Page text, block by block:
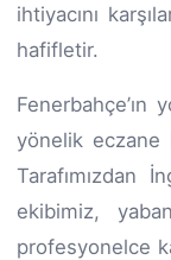
ihtiyacını
hafifletir.
yönelik eczane
Tarafımızdan
ekibimiz,
profesyonelce